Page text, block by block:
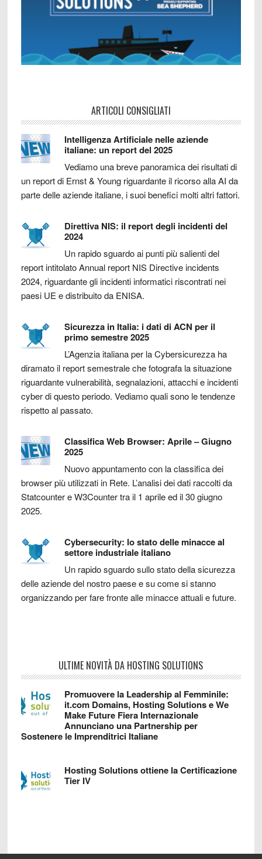
ARTICOLI CONSIGLIATI
Intelligenza Artificiale nelle aziende
italiane: un report del 2025
Vediamo una breve panoramica dei risultati di
un report di Ernst & Young riguardante il ricorso alla AI da
parte delle aziende italiane, i suoi benefici molti altri fattori.
Direttiva NIS: il report degli incidenti del
2024
Un rapido sguardo ai punti più salienti del
report intitolato Annual report NIS Directive incidents
2024, riguardante gli incidenti informatici riscontrati nei
paesi UE e distribuito da ENISA.
Sicurezza in Italia: i dati di ACN per il
primo semestre 2025
L’Agenzia italiana per la Cybersicurezza ha
diramato il report semestrale che fotografa la situazione
riguardante vulnerabilità, segnalazioni, attacchi e incidenti
cyber di questo periodo. Vediamo quali sono le tendenze
rispetto al passato.
Classifica Web Browser: Aprile – Giugno
2025
Nuovo appuntamento con la classifica dei
browser più utilizzati in Rete. L’analisi dei dati raccolti da
Statcounter e W3Counter tra il 1 aprile ed il 30 giugno
2025.
Cybersecurity: lo stato delle minacce al
settore industriale italiano
Un rapido sguardo sullo stato della sicurezza
delle aziende del nostro paese e su come si stanno
organizzando per fare fronte alle minacce attuali e future.
ULTIME NOVITÀ DA HOSTING SOLUTIONS
Promuovere la Leadership al Femminile:
it.com Domains, Hosting Solutions e We
Make Future Fiera Internazionale
Annunciano una Partnership per
Sostenere le Imprenditrici Italiane
Hosting Solutions ottiene la Certificazione
Tier IV